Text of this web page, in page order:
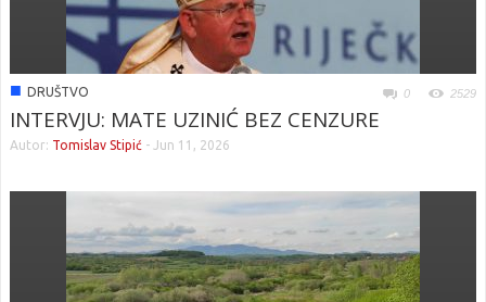
■ DRUŠTVO 0 2529
INTERVJU: MATE UZINIĆ BEZ CENZURE
Autor: Tomislav Stipić - Jun 11, 2026